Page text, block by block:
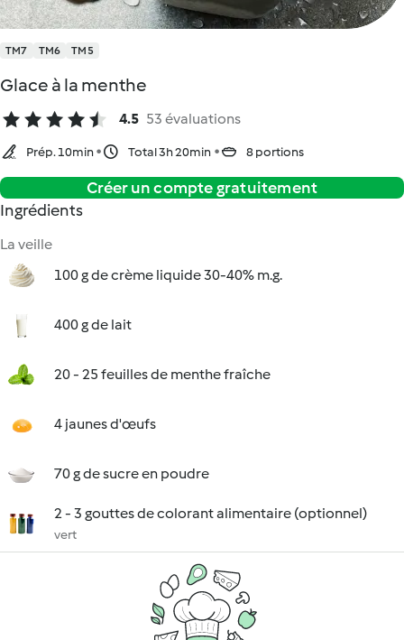
TM7 TM6 TM5
Glace à la menthe
4.5 53 évaluations
Prép. 10min Total 3h 20min 8 portions
Créer un compte gratuitement
Ingrédients
La veille
100 g de crème liquide 30-40% m.g.
400 g de lait
20 - 25 feuilles de menthe fraîche
4 jaunes d'œufs
70 g de sucre en poudre
2 - 3 gouttes de colorant alimentaire (optionnel)
vert